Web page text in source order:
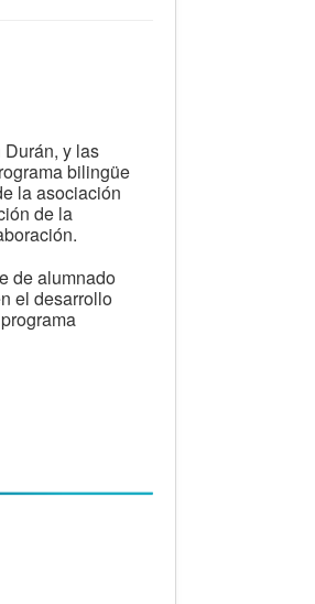
y las
bilingüe
la asociación
de la
de alumnado
el desarrollo